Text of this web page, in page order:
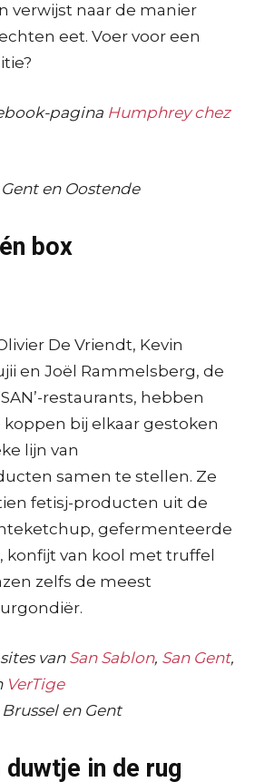
verwijst naar de manier
eet. Voer voor een
pagina Humphrey chez
en Oostende
box
De Vriendt, Kevin
en Joël Rammelsberg, de
restaurants, hebben
bij elkaar gestoken
lijn van
samen te stellen. Ze
fetisj-producten uit de
gefermenteerde
van kool met truffel
zelfs de meest
vanSan Sablon, San Gent,
VerTige
en Gent
duwtje in de rug